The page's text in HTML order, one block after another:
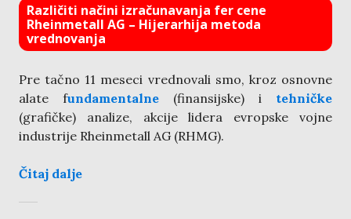
Različiti načini izračunavanja fer cene
Rheinmetall AG – Hijerarhija metoda
vrednovanja
Pre tačno 11 meseci vrednovali smo, kroz osnovne
alate fundamentalne (finansijske) i tehničke
(grafičke) analize, akcije lidera evropske vojne
industrije Rheinmetall AG (RHMG).
Čitaj dalje